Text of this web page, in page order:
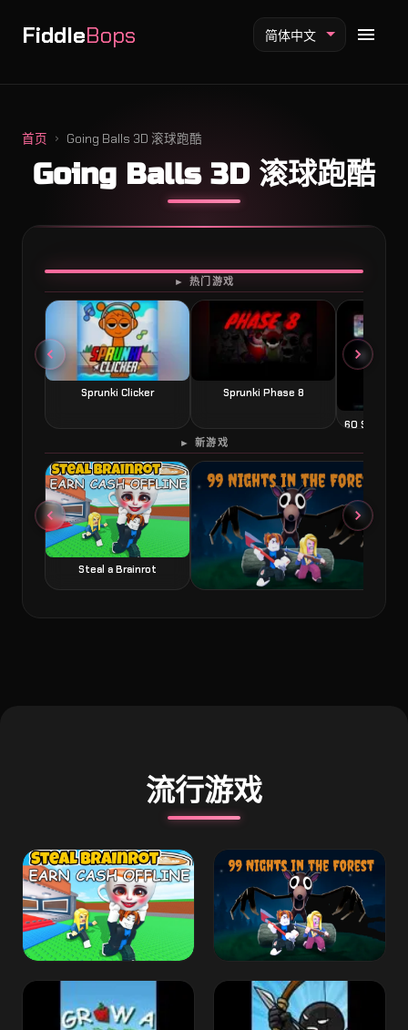
FiddleBops
Fiddlebops 模组
简体中文
首页 Going Balls 3D 滚球跑酷
Going Balls 3D 滚球跑酷
► 热门游戏
Sprunki Clicker Sprunki Phase 8
60 Second
开始游戏
► 新游戏
Steal a Brainrot
流行游戏